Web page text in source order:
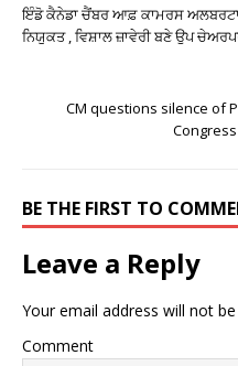
ਇੰਡੋ ਕੈਨੇਡਾ ਚੈਂਬਰ ਆਫ਼ ਕਾਮਰਸ
ਨਿਯੁਕਤ , ਵਿਸ਼ਾਲ ਜ਼ਾਵੇਰੀ ਬਣੇ ਉਪ
CM questions silence of
BE THE FIRST TO
Leave a Reply
Your email address will not
Comment